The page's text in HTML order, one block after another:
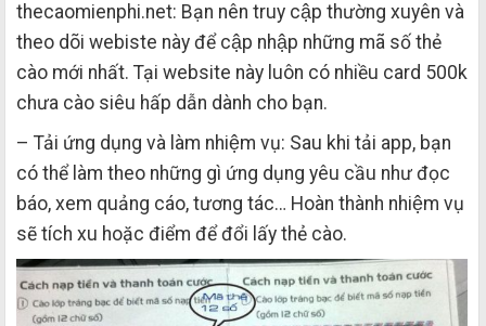
thecaomienphi.net: Bạn nên truy cập thường xuyên và
theo dõi webiste này để cập nhập những mã số thẻ
cào mới nhất. Tại website này luôn có nhiều card 500k
chưa cào siêu hấp dẫn dành cho bạn.
– Tải ứng dụng và làm nhiệm vụ: Sau khi tải app, bạn
có thể làm theo những gì ứng dụng yêu cầu như đọc
báo, xem quảng cáo, tương tác… Hoàn thành nhiệm vụ
sẽ tích xu hoặc điểm để đổi lấy thẻ cào.